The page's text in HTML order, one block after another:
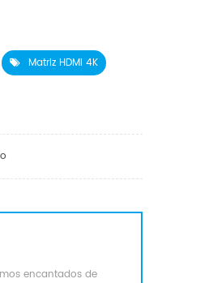
Matriz HDMI 4K
encantados de